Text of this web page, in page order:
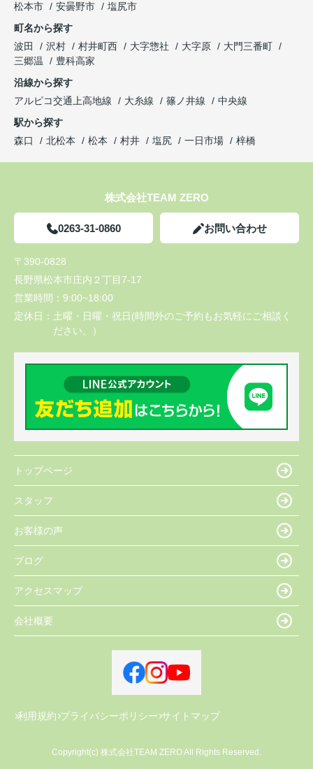
松本市
安曇野市
塩尻市
町名から探す
波田
沢村 村井町西 大字惣社 大字原
大門三番町
三郷温
豊科高家
沿線から探す
アルピコ交通上高地線
大糸線 篠ノ井線
中央線
駅から探す
森口
北松本 松本 村井 塩尻 一日市場 梓橋
株式会社TEAM ZERO
0263-31-0860 お問い合わせ
〒390-0828
長野県松本市庄内２丁目7-17
営業時間： 9:00~18:00
定休日： 土曜・日曜・祝日(時間外のご予約もお気軽にご相談く
ださい。）
トップページ
スタッフ
お客様の声
ブログ
アクセスマップ
会社概要
利用規約 プライバシーポリシー サイトマップ
Copyright(c) 株式会社TEAM ZERO All Rights Reserved.